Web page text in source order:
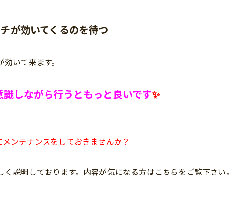
が効いてくるのを待つ
いて来ます。
しながら行うともっと良いです✨
ンテナンスをしておきませんか？
説明しております。内容が気になる方はこちらをご覧下さい。